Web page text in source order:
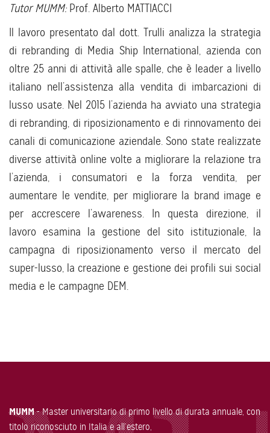
Tutor MUMM: Prof. Alberto MATTIACCI
Il lavoro presentato dal dott. Trulli analizza la strategia
di rebranding di Media Ship International, azienda con
oltre 25 anni di attività alle spalle, che è leader a livello
italiano nell’assistenza alla vendita di imbarcazioni di
lusso usate. Nel 2015 l’azienda ha avviato una strategia
di rebranding, di riposizionamento e di rinnovamento dei
canali di comunicazione aziendale. Sono state realizzate
diverse attività online volte a migliorare la relazione tra
l’azienda, i consumatori e la forza vendita, per
aumentare le vendite, per migliorare la brand image e
per accrescere l’awareness. In questa direzione, il
lavoro esamina la gestione del sito istituzionale, la
campagna di riposizionamento verso il mercato del
super-lusso, la creazione e gestione dei profili sui social
media e le campagne DEM.
MUMM- Master universitario di primo livello di durata annuale, con
titolo riconosciuto in Italia e all’estero,